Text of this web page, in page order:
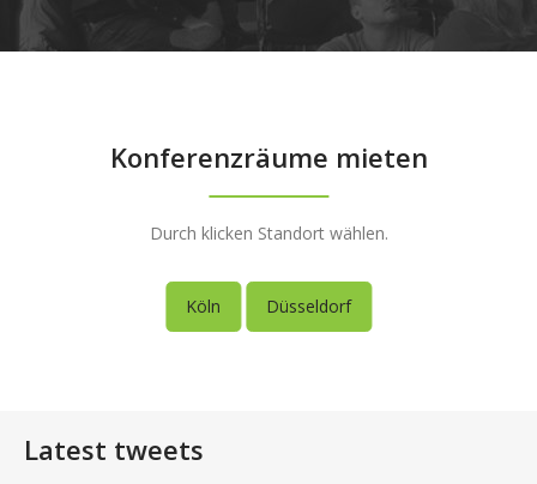
Konferenzräume mieten
Durch klicken Standort wählen.
Köln Düsseldorf
Latest tweets